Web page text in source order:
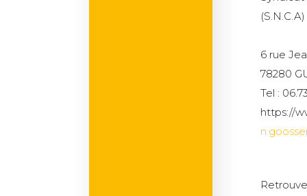
(S.N.C.A)
6 rue
78280
Tel :
https://